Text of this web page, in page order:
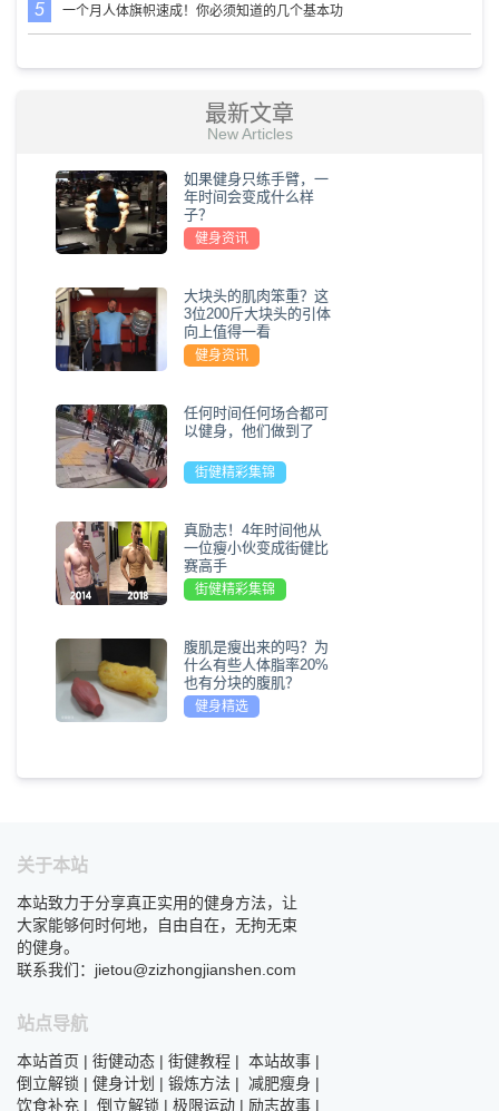
一个月人体旗帜速成！你必须知道的几个基本功
最新文章
New Articles
如果健身只练手臂，一
年时间会变成什么样
子？
健身资讯
大块头的肌肉笨重？这
3位200斤大块头的引体
向上值得一看
健身资讯
任何时间任何场合都可
以健身，他们做到了
街健精彩集锦
真励志！4年时间他从
一位瘦小伙变成街健比
赛高手
街健精彩集锦
腹肌是瘦出来的吗？为
什么有些人体脂率20%
也有分块的腹肌？
健身精选
关于本站
本站致力于分享真正实用的健身方法，让
大家能够何时何地，自由自在，无拘无束
的健身。
联系我们：jietou@zizhongjianshen.com
站点导航
本站首页 | 街健动态 | 街健教程 | 本站故事 |
倒立解锁 | 健身计划 | 锻炼方法 | 减肥瘦身 |
饮食补充 | 倒立解锁 | 极限运动 | 励志故事 |